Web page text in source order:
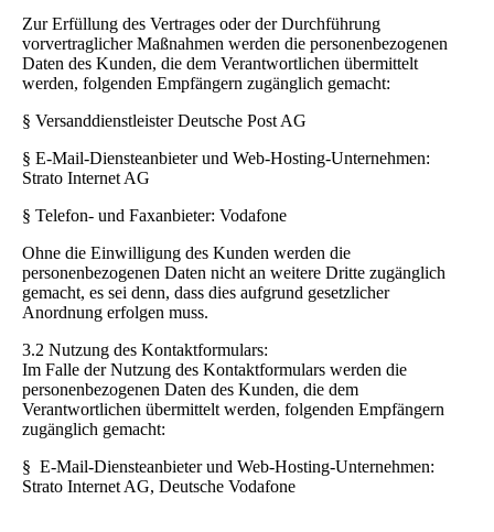
Zur Erfüllung des Vertrages oder der Durchführung
vorvertraglicher Maßnahmen werden die personenbezogenen
Daten des Kunden, die dem Verantwortlichen übermittelt
werden, folgenden Empfängern zugänglich gemacht:
§ Versanddienstleister Deutsche Post AG
§ E-Mail-Diensteanbieter und Web-Hosting-Unternehmen:
Strato Internet AG
§ Telefon- und Faxanbieter: Vodafone
Ohne die Einwilligung des Kunden werden die
personenbezogenen Daten nicht an weitere Dritte zugänglich
gemacht, es sei denn, dass dies aufgrund gesetzlicher
Anordnung erfolgen muss.
3.2 Nutzung des Kontaktformulars:
Im Falle der Nutzung des Kontaktformulars werden die
personenbezogenen Daten des Kunden, die dem
Verantwortlichen übermittelt werden, folgenden Empfängern
zugänglich gemacht:
§ E-Mail-Diensteanbieter und Web-Hosting-Unternehmen:
Strato Internet AG, Deutsche Vodafone